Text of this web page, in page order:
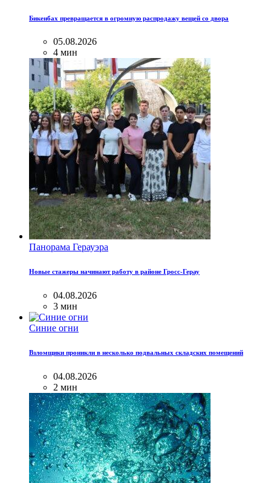
Бикенбах превращается в огромную распродажу вещей со двора
05.08.2026
4 мин
Панорама Герауэра
Новые стажеры начинают работу в районе Гросс-Герау
04.08.2026
3 мин
Синие огни
Взломщики проникли в несколько подвальных складских помещений
04.08.2026
2 мин